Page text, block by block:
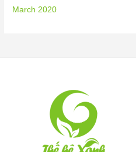
March 2020